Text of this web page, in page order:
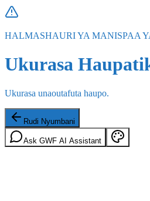
HALMASHAURI YA MANISPAA
Ukurasa
Ukurasa unaoutafuta haupo.
Rudi Nyumbani
Ask GWF AI Assistant